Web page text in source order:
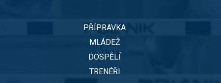
PŘÍPRAVKA
MLÁDEŽ
DOSPĚLÍ
TRENÉŘI